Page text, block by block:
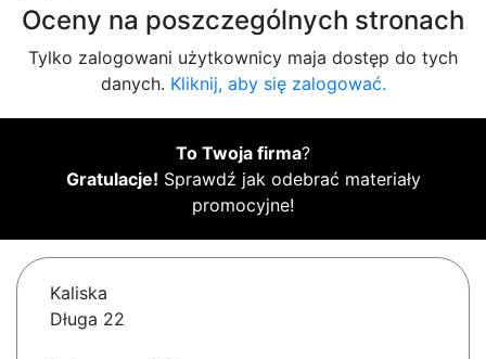
Oceny na poszczególnych stronach
Tylko zalogowani użytkownicy maja dostęp do tych
danych. Kliknij, aby się zalogować.
To Twoja firma?
Gratulacje! Sprawdź jak odebrać materiały
promocyjne!
Kaliska
Długa 22